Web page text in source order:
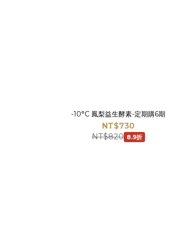
-10°C 鳳梨益生酵素-定期購6期
NT$730
NT$820 8.9折